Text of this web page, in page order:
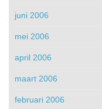
juni 2006
mei 2006
april 2006
maart 2006
februari 2006